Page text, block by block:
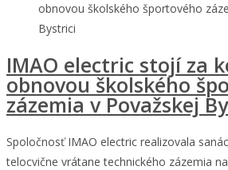
obnovou školského športového
Bystrici
IMAO electric stojí za
obnovou školského
zázemia v Považskej
Spoločnosť IMAO electric realizovala
telocvične vrátane technického zázemia